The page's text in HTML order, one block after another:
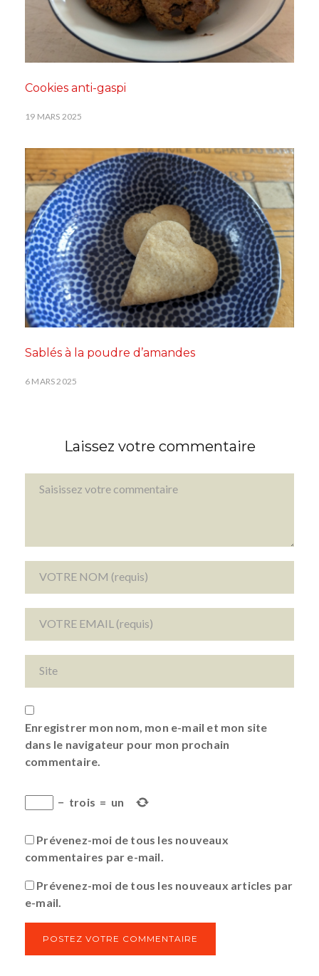
Cookies anti-gaspi
19 MARS 2025
Sablés à la poudre d’amandes
6 MARS 2025
Laissez votre commentaire
Enregistrer mon nom, mon e-mail et mon site
dans le navigateur pour mon prochain
commentaire.
− trois = un
Prévenez-moi de tous les nouveaux
commentaires par e-mail.
Prévenez-moi de tous les nouveaux articles par
e-mail.